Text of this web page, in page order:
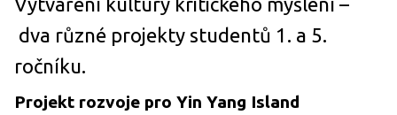
dva různé projekty studentů 1. a 5.
ročníku.
Projekt rozvoje pro Yin Yang Island